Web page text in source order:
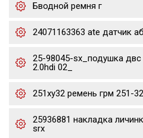
Бводной ремня г
24071163363 ate датчик
25-98045-sx_подушка
2.0hdi 02_
251xy32 ремень грм 251-
25936881 накладка
srx